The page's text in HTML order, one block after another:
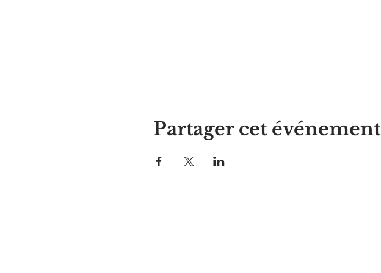
Partager cet événement